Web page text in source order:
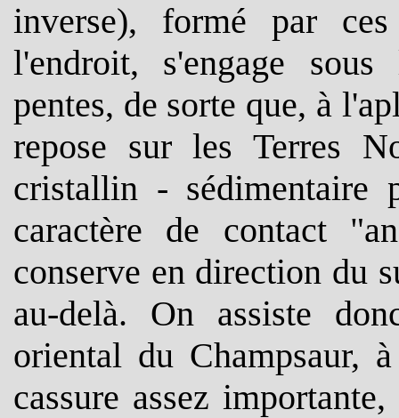
inverse), formé par
l'endroit, s'engage
pentes, de sorte que, à
repose sur les Terres
cristallin - sédimentaire
caractère de contact
conserve en direction du
au-delà.
On assiste
oriental du Champsaur,
cassure assez